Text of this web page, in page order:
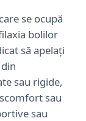
se ocupă
bolilor
să apelați
sau rigide,
sau
sau